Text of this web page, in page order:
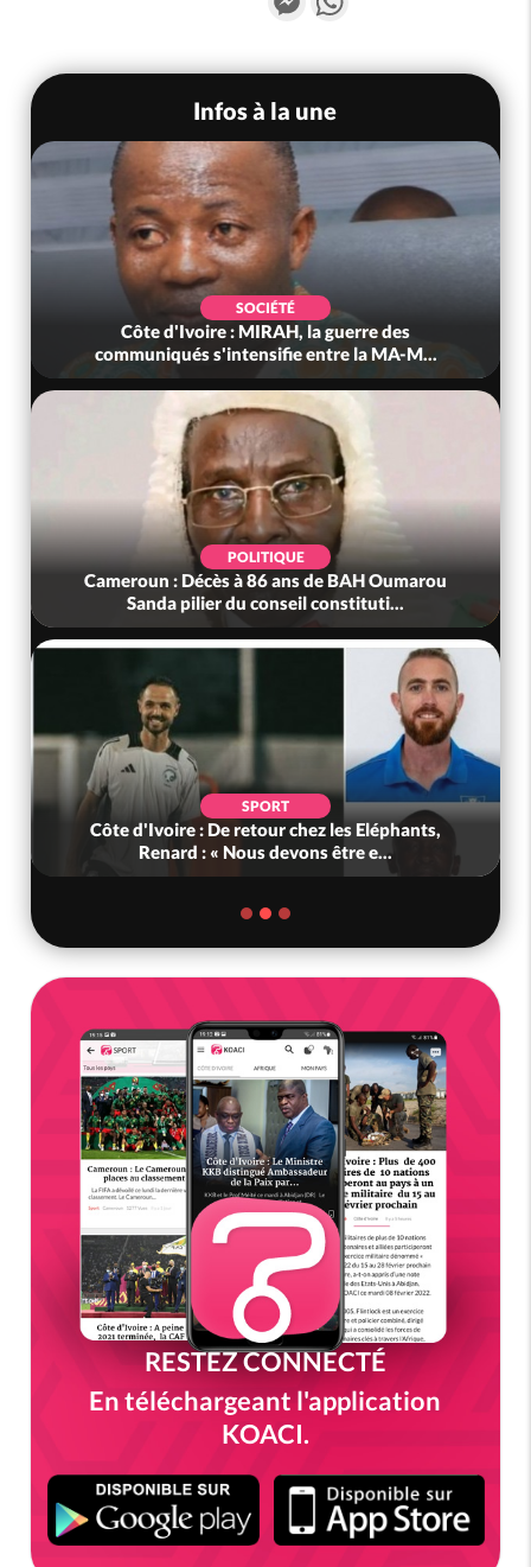
Infos à la une
SOCIÉTÉ
Côte d'Ivoire : MIRAH, la guerre des
communiqués s'intensifie entre la MA-M...
POLITIQUE
Cameroun : Décès à 86 ans de BAH Oumarou
Sanda pilier du conseil constituti...
SPORT
Côte d'Ivoire : De retour chez les Eléphants,
Renard : « Nous devons être e...
RESTEZ CONNECTÉ
En téléchargeant l'application
KOACI.